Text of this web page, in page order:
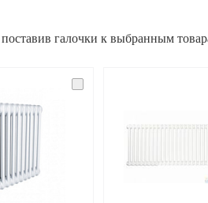
галочки к выбранным